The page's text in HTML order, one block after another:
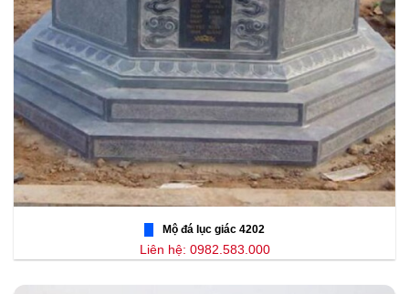
Mộ đá lục giác 4202
Liên hệ: 0982.583.000